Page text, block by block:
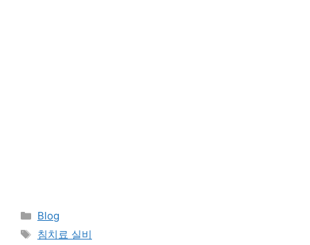
Categories
Blog
Tags
침치료 실비